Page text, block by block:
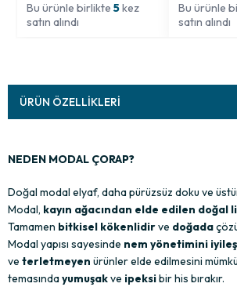
Bu ürünle birlikte 5kez
satın alındı
Bu ürünle
satın alındı
ÜRÜN ÖZELLIKLERI
NEDEN MODAL ÇORAP?
Doğal modal elyaf, daha pürüzsüz doku ve
Modal, kayın ağacından elde edilen
Tamamen bitkisel kökenlidirve doğada
Modal yapısı sayesinde nem yönetimini
ve terletmeyen ürünler elde edilmesini
temasındayumuşakve ipeksibir his bırakır.